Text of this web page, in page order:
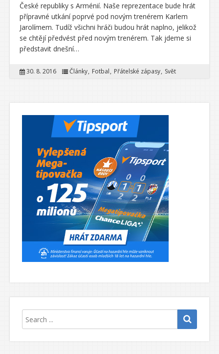
České republiky s Arménií. Naše reprezentace bude hrát
přípravné utkání poprvé pod novým trenérem Karlem
Jarolímem. Tudíž všichni hráči budou hrát naplno, jelikož
se chtějí předvést před novým trenérem. Tak jdeme si
představit dnešní…
30. 8. 2016 Články Fotbal Přátelské zápasy Svět